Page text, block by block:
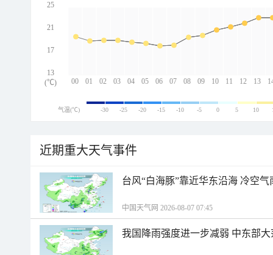
00 01 02 03 04 05 06 07 08 09 10 11 12 13
25
21
17
13
(℃)
气温(℃) -30 -25 -20 -15 -10 -5 0 5 10
近期重大天气事件
台风“白海豚”靠近华东沿海 冷空
中国天气网 2026-08-07 07:45
我国降雨强度进一步减弱 中东部